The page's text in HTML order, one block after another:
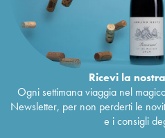
Ricevi la
Ogni settimana viaggia nel
Newsletter, per non perderti le
e i consigli